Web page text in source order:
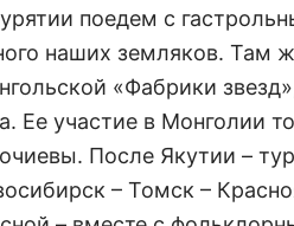
поедем с
наших земляков. Там
«Фабрики
Ее участие в Монголии
После Якутии –
– Томск –